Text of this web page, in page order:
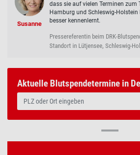
Susanne
dass sie auf vielen Terminen zum
Hamburg und Schleswig-
besser kennenlernt.
Pressereferentin beim DRK-
Standort in Lütjensee, Schleswig-
Aktuelle Blutspendetermine in